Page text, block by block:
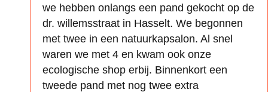
we hebben onlangs een pand gekocht op de
dr. willemsstraat in Hasselt. We begonnen
met twee in een natuurkapsalon. Al snel
waren we met 4 en kwam ook onze
ecologische shop erbij. Binnenkort een
tweede pand met nog twee extra